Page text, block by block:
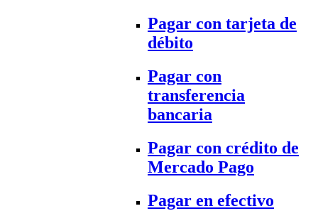
Pagar con tarjeta de
débito
Pagar con
transferencia
bancaria
Pagar con crédito de
Mercado Pago
Pagar en efectivo